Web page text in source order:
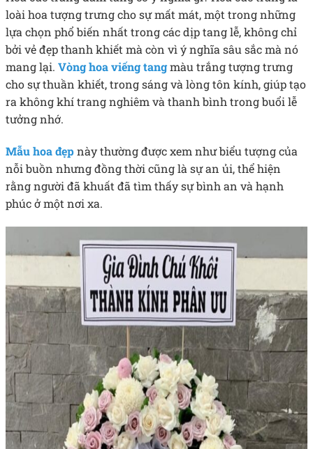
loài hoa tượng trưng cho sự mất mát, một trong những
lựa chọn phổ biến nhất trong các dịp tang lễ, không chỉ
bởi vẻ đẹp thanh khiết mà còn vì ý nghĩa sâu sắc mà nó
mang lại. Vòng hoa viếng tangmàu trắng tượng trưng
cho sự thuần khiết, trong sáng và lòng tôn kính, giúp tạo
ra không khí trang nghiêm và thanh bình trong buổi lễ
tưởng nhớ.
Mẫu hoa đẹpnày thường được xem như biểu tượng của
nỗi buồn nhưng đồng thời cũng là sự an ủi, thể hiện
rằng người đã khuất đã tìm thấy sự bình an và hạnh
phúc ở một nơi xa.